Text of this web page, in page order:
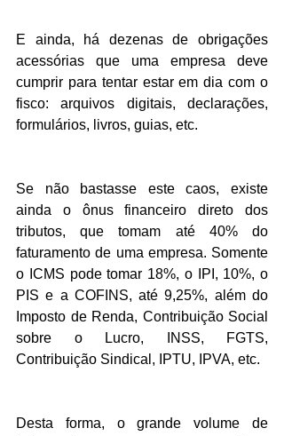
E ainda, há dezenas de obrigações
acessórias que uma empresa deve
cumprir para tentar estar em dia com o
fisco: arquivos digitais, declarações,
formulários, livros, guias, etc.
Se não bastasse este caos, existe
ainda o ônus financeiro direto dos
tributos, que tomam até 40% do
faturamento de uma empresa. Somente
o ICMS pode tomar 18%, o IPI, 10%, o
PIS e a COFINS, até 9,25%, além do
Imposto de Renda, Contribuição Social
sobre o Lucro, INSS, FGTS,
Contribuição Sindical, IPTU, IPVA, etc.
Desta forma, o grande volume de